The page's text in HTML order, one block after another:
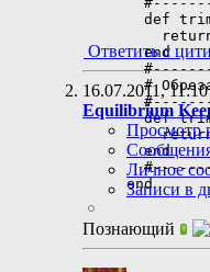
def
  end
#
def
  end
end
Ответить с
16.07.2011,11:10
Equilibrium
Просмотр
Личное
Записи в
Познающий